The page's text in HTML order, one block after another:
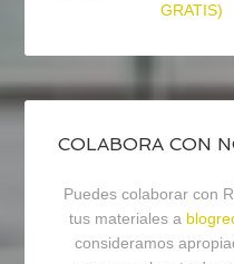
GRATIS)
COLABORA CON
Puedes colaborar con
tus materiales a
consideramos